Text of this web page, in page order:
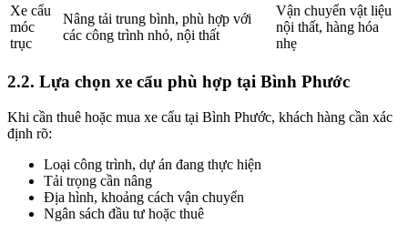
Xe cẩu
móc
trục
Nâng tải trung bình, phù hợp với
các công trình nhỏ, nội thất
Vận chuyển vật liệu
nội thất, hàng hóa
nhẹ
2.2. Lựa chọn xe cẩu phù hợp tại Bình Phước
Khi cần thuê hoặc mua xe cẩu tại Bình Phước, khách hàng cần xác
định rõ:
Loại công trình, dự án đang thực hiện
Tải trọng cần nâng
Địa hình, khoảng cách vận chuyển
Ngân sách đầu tư hoặc thuê